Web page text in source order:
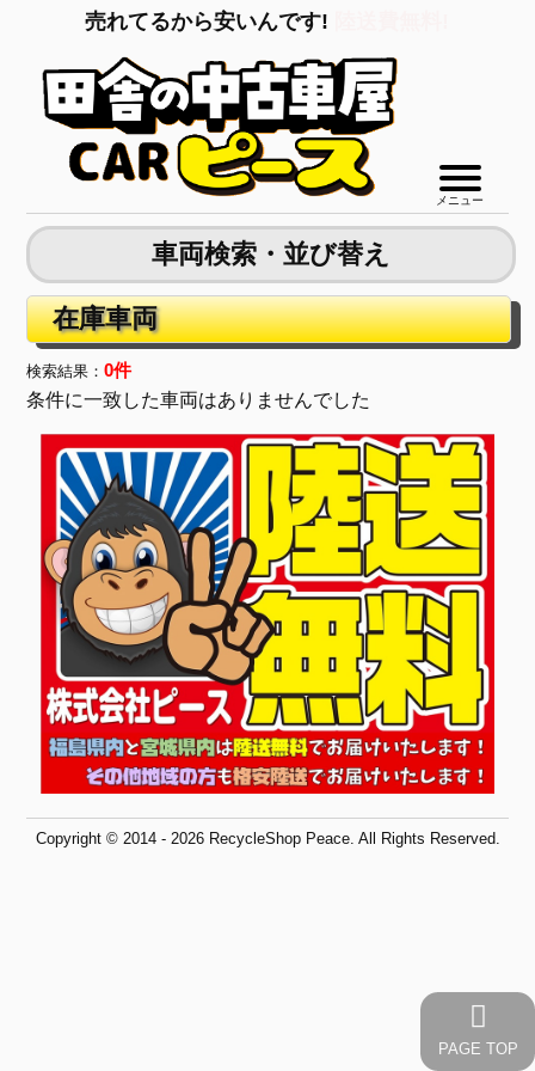
売れてるから安いんです!
メニュー
車両検索・並び替え
在庫車両
検索結果：0件
条件に一致した車両はありませんでした
Copyright © 2014 - 2026 RecycleShop Peace. All Rights Reserved.